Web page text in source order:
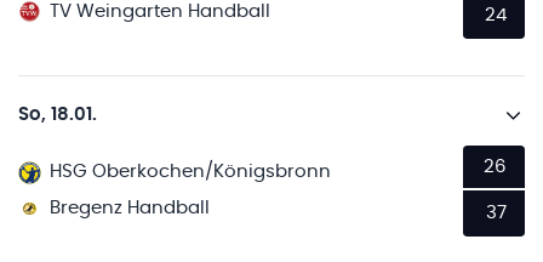
TV Weingarten Handball
24
So, 18.01.
HSG Oberkochen/Königsbronn
Bregenz Handball
26
37